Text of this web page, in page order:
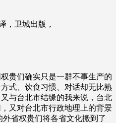
，卫城出版，
贵们确实只是一群不事生产的
式、饮食习惯、对话却无比熟
与台北市结缘的我来说，台北
又对台北市行政地理上的背景
省权贵们将各省文化搬到了